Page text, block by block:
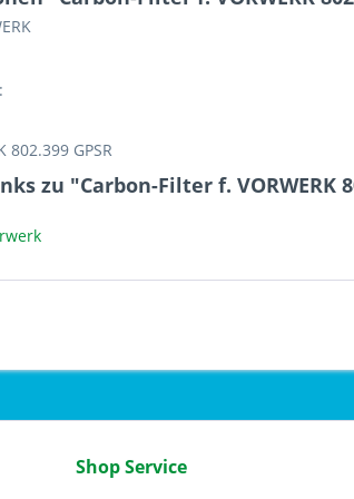
802.399 GPSR
zu "Carbon-Filter f. VORWERK
Shop Service